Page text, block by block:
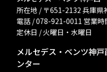
所在地 / 〒651-2132 兵庫
電話 / 078-921-0011 営業時
定休日 / 火曜日・水曜日
メルセデス・ベンツ神
ンター